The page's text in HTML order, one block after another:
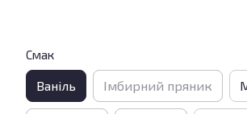
Смак
Ваніль Імбирний пряник